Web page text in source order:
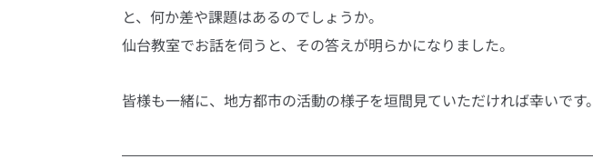
と、何か差や課題はあるのでしょうか。
仙台教室でお話を伺うと、その答えが明らかになりました。
皆様も一緒に、地方都市の活動の様子を垣間見ていただければ幸いです。